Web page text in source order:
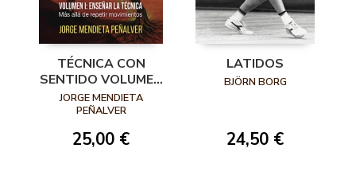
TÉCNICA CON
SENTIDO VOLUMEN
I: ENSEÑAR LA
TÉCNICA. MÁS
MOVIMIENTOS
JORGE MENDIETA
PEÑALVER
25,00 €
LATIDOS
BJÖRN BORG
24,50 €